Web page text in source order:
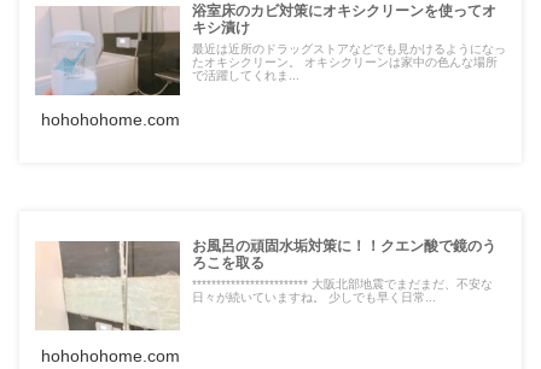
浴室床のカビ対策にオキシクリーンを使ってオ
キシ漬け
最近は近所のドラッグストアなどでも見かけるようになっ
たオキシクリーン。 オキシクリーンは家中の色んな場所
で活躍してくれま...
hohohohome.com
お風呂の頑固水垢対策に！！クエン酸で鏡のう
ろこを取る
************************ 大阪北部地震でまだまだ、不安な
日々が続いていますね。 少しでも早く日常...
hohohohome.com